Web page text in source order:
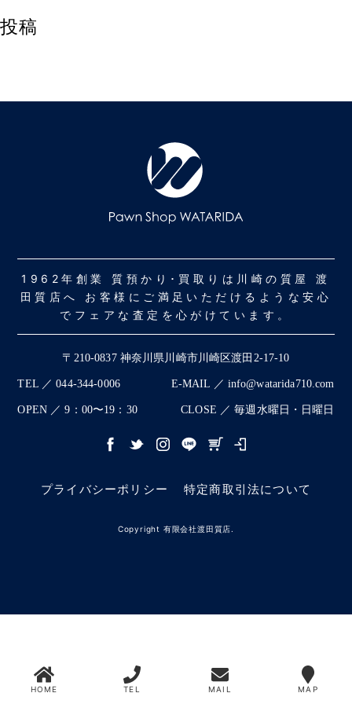
投稿
1962年創業 質預かり･買取りは川崎の質屋 渡
田質店へ お客様にご満足いただけるような安心
でフェアな査定を心がけています。
〒210-0837 神奈川県川崎市川崎区渡田2-17-10
TEL ／ 044-344-0006 E-MAIL ／ info@watarida710.com
OPEN ／ 9：00〜19：30 CLOSE ／ 毎週水曜日・日曜日
プライバシーポリシー 特定商取引法について
Copyright 有限会社渡田質店.
HOME TEL MAIL MAP